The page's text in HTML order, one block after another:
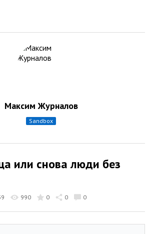
Максим Журналов
sandbox
или снова люди без
990 0 0 0